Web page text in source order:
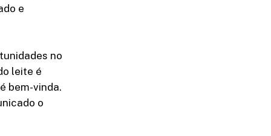
e
no
leite é
bem-vinda.
o